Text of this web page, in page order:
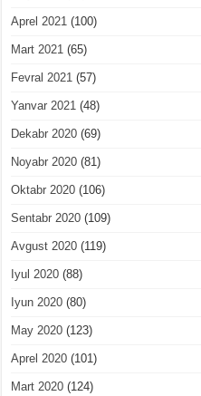
Aprel 2021 (100)
Mart 2021 (65)
Fevral 2021 (57)
Yanvar 2021 (48)
Dekabr 2020 (69)
Noyabr 2020 (81)
Oktabr 2020 (106)
Sentabr 2020 (109)
Avgust 2020 (119)
Iyul 2020 (88)
Iyun 2020 (80)
May 2020 (123)
Aprel 2020 (101)
Mart 2020 (124)